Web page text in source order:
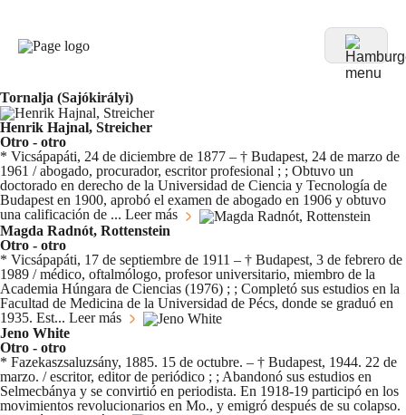
Tornalja (Sajókirályi)
Henrik Hajnal, Streicher
Otro - otro
* Vicsápapáti, 24 de diciembre de 1877 – † Budapest, 24 de marzo de
1961 / abogado, procurador, escritor profesional ; ; Obtuvo un
doctorado en derecho de la Universidad de Ciencia y Tecnología de
Budapest en 1900, aprobó el examen de abogado en 1906 y obtuvo
una calificación de ... Leer más
Magda Radnót, Rottenstein
Otro - otro
* Vicsápapáti, 17 de septiembre de 1911 – † Budapest, 3 de febrero de
1989 / médico, oftalmólogo, profesor universitario, miembro de la
Academia Húngara de Ciencias (1976) ; ; Completó sus estudios en la
Facultad de Medicina de la Universidad de Pécs, donde se graduó en
1935. Est... Leer más
Jeno White
Otro - otro
* Fazekaszsaluzsány, 1885. 15 de octubre. – † Budapest, 1944. 22 de
marzo. / escritor, editor de periódico ; ; Abandonó sus estudios en
Selmecbánya y se convirtió en periodista. En 1918-19 participó en los
movimientos revolucionarios en Mo., y emigró después de su colapso.